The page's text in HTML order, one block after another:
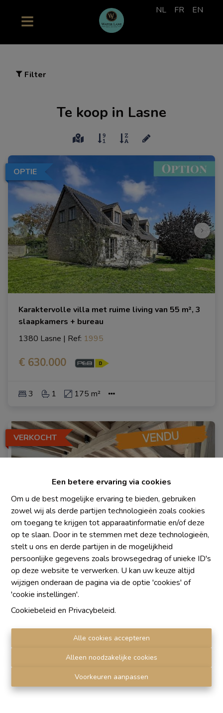
Een betere ervaring via cookies
Om u de best mogelijke ervaring te bieden, gebruiken
zowel wij als derde partijen technologieën zoals cookies
om toegang te krijgen tot apparaatinformatie en/of deze
op te slaan. Door in te stemmen met deze technologieën,
stelt u ons en derde partijen in de mogelijkheid
persoonlijke gegevens zoals browsegedrag of unieke ID's
op deze website te verwerken. U kan uw keuze altijd
wijzigen onderaan de pagina via de optie 'cookies' of
'cookie instellingen'.
Cookiebeleid en Privacybeleid.
Alle cookies accepteren
Alleen noodzakelijke cookies
Voorkeuren aanpassen
NL FR EN
Filter
Te koop in Lasne
OPTIE
Karaktervolle villa met ruime living van 55 m², 3
slaapkamers + bureau
1380 Lasne | Ref: 1995
€ 630.000
3 1 175 m²
VERKOCHT
eengezinswoning
1